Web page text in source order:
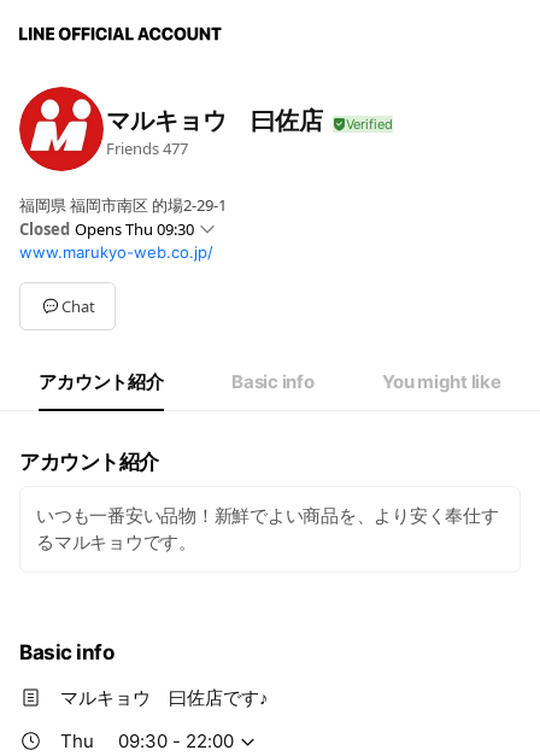
マルキョウ 曰佐店
Friends477
福岡県 福岡市南区 的場2-29-1
Closed Opens Thu 09:30
Sun09:30 - 22:00
Mon09:30 - 22:00
Tue09:30 - 22:00
Wed09:30 - 22:00
09:30 - 22:00
Sat09:30 - 22:00
9:30～22:00
www.marukyo-web.co.jp/
Chat
アカウント紹介 Basic info You might like
アカウント紹介
いつも一番安い品物！新鮮でよい商品を、より安く奉仕す
るマルキョウです。
Basic info
マルキョウ 曰佐店です♪
Thu
09:30 - 22:00